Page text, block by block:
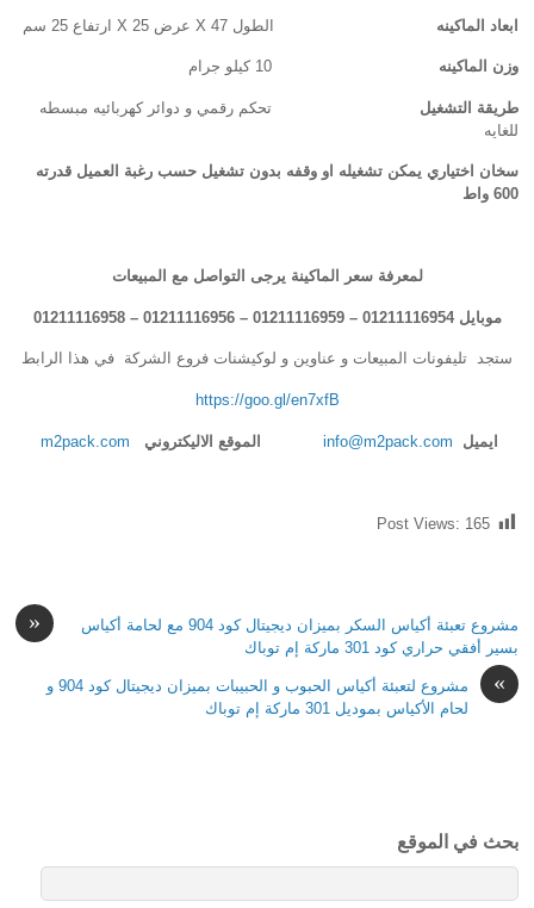
ابعاد الماكينه الطول 47 X عرض 25 X ارتفاع 25 سم
وزن الماكينه 10 كيلو جرام
طريقة التشغيل تحكم رقمي و دوائر كهربائيه مبسطه
للغايه
سخان اختياري يمكن تشغيله او وقفه بدون تشغيل حسب رغبة العميل قدرته
600 واط
لمعرفة سعر الماكينة يرجى التواصل مع المبيعات
موبايل 01211116954 – 01211116959 – 01211116956 –
01211116958
ستجد تليفونات المبيعات و عناوين و لوكيشنات فروع الشركة في هذا الرابط
https://goo.gl/en7xfB
ايميل info@m2pack.com الموقع الاليكتروني m2pack.com
Post Views: 165
«
مشروع تعبئة أكياس السكر بميزان ديجيتال كود 904 مع لحامة أكياس
بسير أفقي حراري كود 301 ماركة إم توباك
»
مشروع لتعبئة أكياس الحبوب و الحبيبات بميزان ديجيتال كود 904 و
لحام الأكياس بموديل 301 ماركة إم توباك
بحث في الموقع